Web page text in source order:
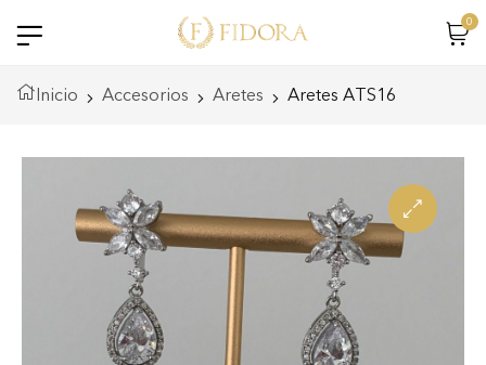
0
Inicio Accesorios Aretes Aretes ATS16